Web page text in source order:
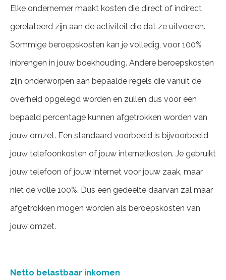
Elke ondernemer maakt kosten die direct of indirect
gerelateerd zijn aan de activiteit die dat ze uitvoeren.
Sommige beroepskosten kan je volledig, voor 100%
inbrengen in jouw boekhouding. Andere beroepskosten
zijn onderworpen aan bepaalde regels die vanuit de
overheid opgelegd worden en zullen dus voor een
bepaald percentage kunnen afgetrokken worden van
jouw omzet. Een standaard voorbeeld is bijvoorbeeld
jouw telefoonkosten of jouw internetkosten. Je gebruikt
jouw telefoon of jouw internet voor jouw zaak, maar
niet de volle 100%. Dus een gedeelte daarvan zal maar
afgetrokken mogen worden als beroepskosten van
jouw omzet.
Netto belastbaar inkomen